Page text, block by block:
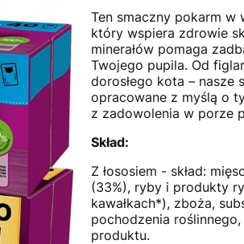
Ten smaczny pokarm w
który wspiera zdrowie
minerałów pomaga
Twojego pupila. Od
dorosłego kota – nasze
opracowane z myślą o
z zadowolenia w porze
Skład:
Z łososiem - skład:
(33%), ryby i produkty
kawałkach*), zboża,
pochodzenia
produktu.